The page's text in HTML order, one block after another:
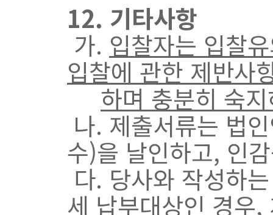
12. 기타사항
가. 입찰자는 입찰
입찰에 관한 제반사
하며 충분히 숙
나. 제출서류는 법
수)을 날인하고, 인
다. 당사와 작성하
세 납부대상인 경우